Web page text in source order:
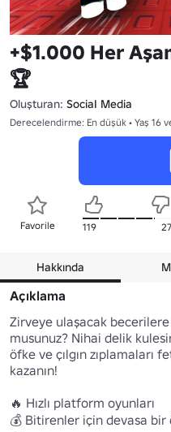
+$1.000 Her
🏆
Oluşturan: SociaI Media
Derecelendirme: En düşük • Yaş 16
Favorile 119 27
Hakkında
Açıklama
Zirveye ulaşacak
musunuz? Nihai delik
öfke ve çılgın zıplamaları
kazanın!
🔥 Hızlı platform oyunları
💰 Bitirenler için devasa bir